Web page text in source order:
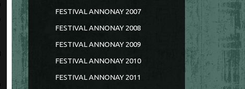
FESTIVAL ANNONAY 2007
FESTIVAL ANNONAY 2008
FESTIVAL ANNONAY 2009
FESTIVAL ANNONAY 2010
FESTIVAL ANNONAY 2011